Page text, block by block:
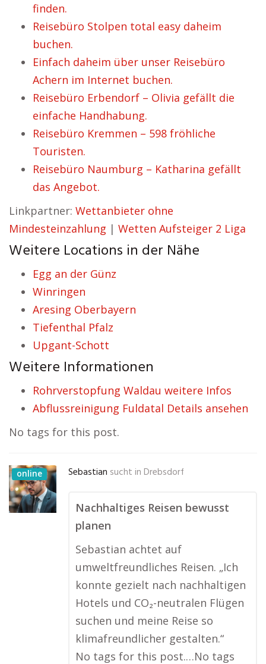
finden.
Reisebüro Stolpen total easy daheim
buchen.
Einfach daheim über unser Reisebüro
Achern im Internet buchen.
Reisebüro Erbendorf – Olivia gefällt die
einfache Handhabung.
Reisebüro Kremmen – 598 fröhliche
Touristen.
Reisebüro Naumburg – Katharina gefällt
das Angebot.
Linkpartner: Wettanbieter ohne
Mindesteinzahlung | Wetten Aufsteiger 2 Liga
Weitere Locations in der Nähe
Egg an der Günz
Winringen
Aresing Oberbayern
Tiefenthal Pfalz
Upgant-Schott
Weitere Informationen
Rohrverstopfung Waldau weitere Infos
Abflussreinigung Fuldatal Details ansehen
No tags for this post.
online Sebastian sucht in Drebsdorf
Nachhaltiges Reisen bewusst
planen
Sebastian achtet auf
umweltfreundliches Reisen. „Ich
konnte gezielt nach nachhaltigen
Hotels und CO₂-neutralen Flügen
suchen und meine Reise so
klimafreundlicher gestalten.“
No tags for this post.…No tags